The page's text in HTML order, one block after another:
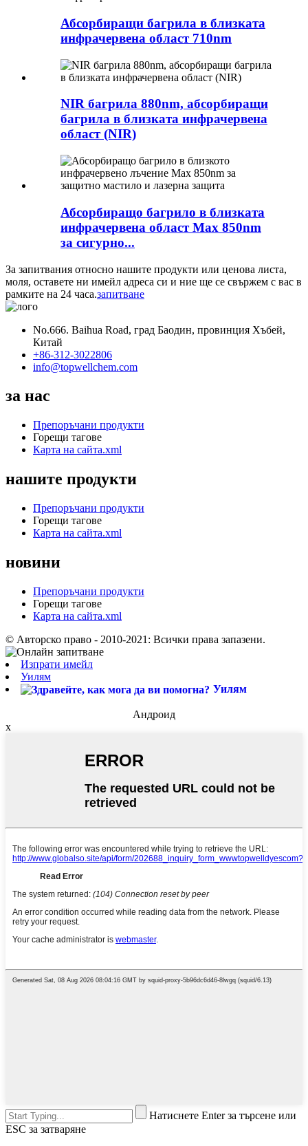
Абсорбиращи багрила в близката
инфрачервена област 710nm
NIR багрила 880nm, абсорбиращи
багрила в близката инфрачервена
област (NIR)
Абсорбиращо багрило в близката
инфрачервена област Max 850nm
за сигурно...
За запитвания относно нашите продукти или ценова листа,
моля, оставете ни имейл адреса си и ние ще се свържем с вас в
рамките на 24 часа.запитване
No.666. Baihua Road, град Баодин, провинция Хъбей,
Китай
+86-312-3022806
info@topwellchem.com
за нас
Препоръчани продукти
Горещи тагове
Карта на сайта.xml
нашите продукти
Препоръчани продукти
Горещи тагове
Карта на сайта.xml
новини
Препоръчани продукти
Горещи тагове
Карта на сайта.xml
© Авторско право - 2010-2021: Всички права запазени.
Изпрати имейл
Уилям
Уилям
Андроид
x
Натиснете Enter за търсене или
ESC за затваряне